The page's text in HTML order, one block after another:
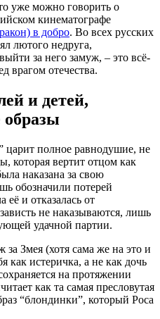
уже можно говорить о
кинематографе
в добро. Во всех русских
лютого недруга,
за него замуж, – это всё-
врагом отечества.
и детей,
царит полное равнодушие, не
которая вертит отцом как
наказана за свою
обозначили потерей
её и отказалась от
не наказываются, лишь
удачной партии.
Змея (хотя сама же на это и
как истеричка, а не как дочь
на протяжении
как та самая пресловутая
“блондинки”, который Роса